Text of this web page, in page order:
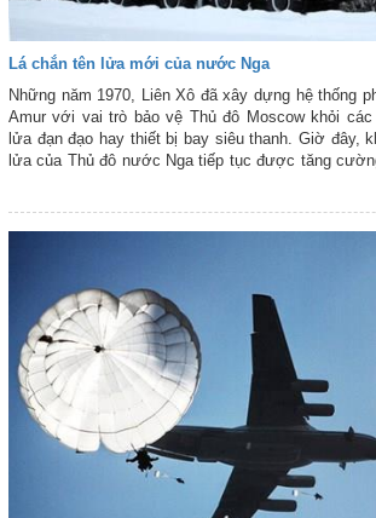
Lá chắn tên lửa mới của nước Nga
Những năm 1970, Liên Xô đã xây dựng hệ thống
Amur với vai trò bảo vệ Thủ đô Moscow khỏi
lửa đạn đạo hay thiết bị bay siêu thanh. Giờ đây,
lửa của Thủ đô nước Nga tiếp tục được tăng